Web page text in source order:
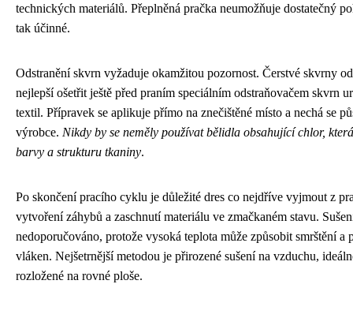
technických materiálů. Přeplněná pračka neumožňuje dostatečný
tak účinné.
Odstranění skvrn vyžaduje okamžitou pozornost. Čerstvé skvrny
nejlepší ošetřit ještě před praním speciálním odstraňovačem skvrn
textil. Přípravek se aplikuje přímo na znečištěné místo a nechá se
výrobce. Nikdy by se neměly používat bělidla obsahující chlor,
barvy a strukturu tkaniny.
Po skončení pracího cyklu je důležité dres co nejdříve vyjmout z
vytvoření záhybů a zaschnutí materiálu ve zmačkaném stavu.
nedoporučováno, protože vysoká teplota může způsobit smrštění a
vláken. Nejšetrnější metodou je přirozené sušení na vzduchu,
rozložené na rovné ploše.